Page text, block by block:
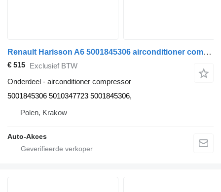
Renault Harisson A6 5001845306 airconditioner compressor voor Renault ILIADE FR1 bus
€ 515 Exclusief BTW
Onderdeel - airconditioner compressor
5001845306 5010347723 5001845306,
Polen, Krakow
Auto-Akces